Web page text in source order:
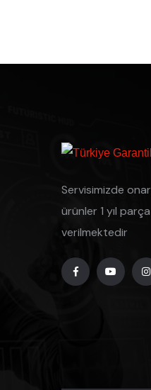
Servisimizde
ürünler 1 yıl
verilmektedir